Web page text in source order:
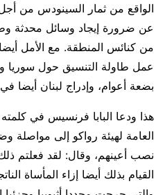
الواقع من ثمار السينودس من
عن ضرورة إيجاد وسائل محدثة
من كنائس المنطقة. مع الأمل
عمل طاولة التنسيق حول سوريا
بضعة أعوام، وإدراج لبنان أيضا
هذا ودعا البابا فرنسيس في
العامة لهيئة رواكو إلى مواصلة
نصب أعينهم، وقال: لقد فعلتم
القيام بذلك أيضا إزاء المأساة